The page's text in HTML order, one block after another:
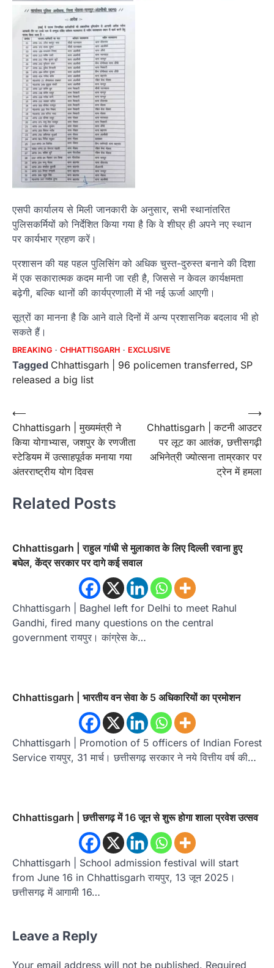
एसपी कार्यालय से मिली जानकारी के अनुसार, सभी स्थानांतरित
पुलिसकर्मियों को निर्देशित किया गया है कि वे शीघ्र ही अपने नए स्थान
पर कार्यभार ग्रहण करें।
प्रशासन की यह पहल पुलिसिंग को अधिक चुस्त-दुरुस्त बनाने की दिशा
में एक सकारात्मक कदम मानी जा रही है, जिससे न केवल कार्यक्षमता
बढ़ेगी, बल्कि थानों की कार्यप्रणाली में भी नई ऊर्जा आएगी।
सूत्रों का मानना है कि आने वाले दिनों में अन्य प्रशासनिक बदलाव भी हो
सकते हैं।
BREAKING CHHATTISGARH EXCLUSIVE
Tagged Chhattisgarh | 96 policemen transferred, SP
released a big list
Post
navigation
⟵
Chhattisgarh | मुख्यमंत्री ने
किया योगाभ्यास, जशपुर के रणजीता
स्टेडियम में उत्साहपूर्वक मनाया गया
अंतरराष्ट्रीय योग दिवस
Chhattisgarh | कटनी आउटर
पर लूट का आतंक, छत्तीसगढ़ी
अभिनेत्री ज्योत्सना ताम्रकार पर
ट्रेन में हमला
⟶
Related Posts
Chhattisgarh | राहुल गांधी से मुलाकात के लिए दिल्ली रवाना हुए
बघेल, केंद्र सरकार पर दागे कई सवाल
Chhattisgarh | Baghel left for Delhi to meet Rahul
Gandhi, fired many questions on the central
government रायपुर। कांग्रेस के…
Chhattisgarh | भारतीय वन सेवा के 5 अधिकारियों का प्रमोशन
Chhattisgarh | Promotion of 5 officers of Indian Forest
Service रायपुर, 31 मार्च। छत्तीसगढ़ सरकार ने नये वित्तीय वर्ष की…
Chhattisgarh | छत्तीसगढ़ में 16 जून से शुरू होगा शाला प्रवेश उत्सव
Chhattisgarh | School admission festival will start
from June 16 in Chhattisgarh रायपुर, 13 जून 2025।
छत्तीसगढ़ में आगामी 16…
Leave a Reply
Your email address will not be published. Required